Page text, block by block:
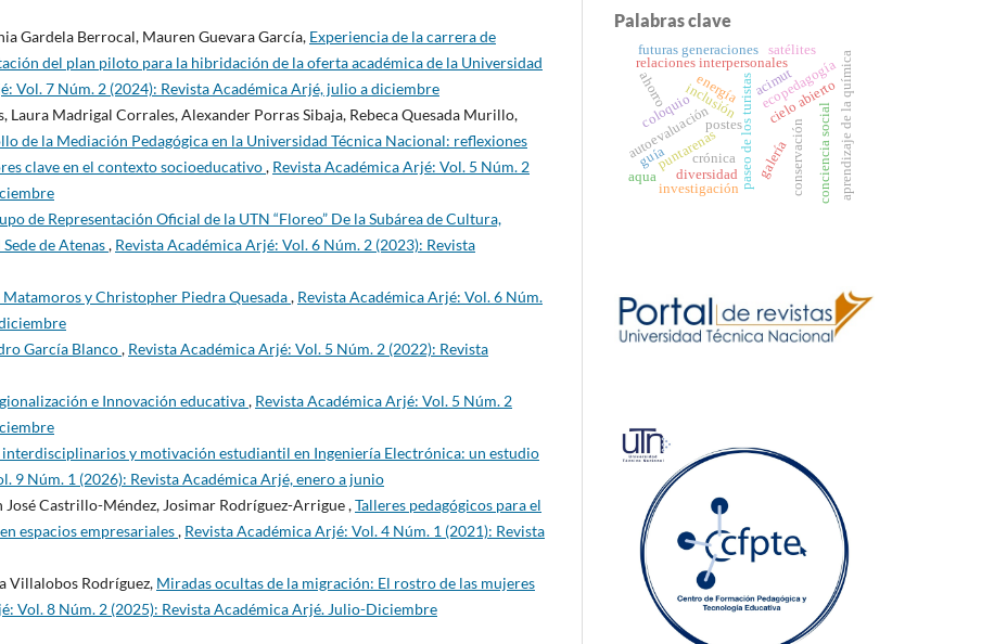
Gardela Berrocal, Mauren Guevara García, Experiencia de la carrera de
del plan piloto para la hibridación de la oferta académica de la Universidad
Vol. 7 Núm. 2 (2024): Revista Académica Arjé, julio a diciembre
Laura Madrigal Corrales, Alexander Porras Sibaja, Rebeca Quesada Murillo,
de la Mediación Pedagógica en la Universidad Técnica Nacional: reflexiones
clave en el contexto socioeducativo, Revista Académica Arjé: Vol. 5 Núm. 2
de Representación Oficial de la UTN “Floreo” De la Subárea de Cultura,
de Atenas, Revista Académica Arjé: Vol. 6 Núm. 2 (2023): Revista
y Christopher Piedra Quesada, Revista Académica Arjé: Vol. 6 Núm.
García Blanco, Revista Académica Arjé: Vol. 5 Núm. 2 (2022): Revista
e Innovación educativa, Revista Académica Arjé: Vol. 5 Núm. 2
y motivación estudiantil en Ingeniería Electrónica: un estudio
9 Núm. 1 (2026): Revista Académica Arjé, enero a junio
Castrillo-Méndez, Josimar Rodríguez-Arrigue ,Talleres pedagógicos para el
espacios empresariales, Revista Académica Arjé: Vol. 4 Núm. 1 (2021): Revista
Villalobos Rodríguez, Miradas ocultas de la migración: El rostro de las mujeres
Vol. 8 Núm. 2 (2025): Revista Académica Arjé. Julio-Diciembre
Palabras clave
galería
postes
puntarenas
cielo abierto
paseo de los turistas
relaciones interpersonalesecopedagogía
futuras generaciones
conservación
inclusión
diversidad
autoevaluación aprendizaje de la química
conciencia social
coloquio
investigación
crónica
energía
ahorro
guía
acimut
aqua
satélites